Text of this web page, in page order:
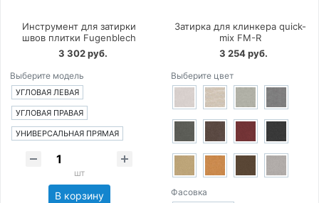
Инструмент для затирки
швов плитки Fugenblech
3 302 руб.
Выберите модель
УГЛОВАЯ ЛЕВАЯ
УГЛОВАЯ ПРАВАЯ
УНИВЕРСАЛЬНАЯ ПРЯМАЯ
шт
В корзину
Затирка для клинкера quick-
mix FM-R
3 254 руб.
Выберите цвет
Фасовка